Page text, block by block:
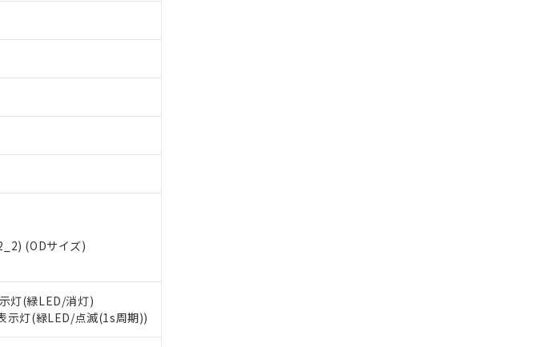
(ODサイズ)
灯(緑LED/消灯)
示灯(緑LED/点滅(1s周期))
応した製品が提供可能な商品です。
た製品に切り替える予定のある商品です。
応状況を調査中または確認中の商品です。
と関係のない商品です。
含有品と判明した場合などやむを得ず変更すること